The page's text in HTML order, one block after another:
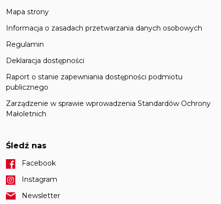
Mapa strony
Informacja o zasadach przetwarzania danych osobowych
Regulamin
Deklaracja dostępności
Raport o stanie zapewniania dostępności podmiotu
publicznego
Zarządzenie w sprawie wprowadzenia Standardów Ochrony
Małoletnich
Śledź nas
Facebook
Instagram
Newsletter